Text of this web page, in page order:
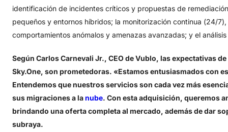
identificación de incidentes críticos y propuestas de
pequeños y entornos híbridos; la monitorización continua (24/
comportamientos anómalos y amenazas avanzadas; y el
Según Carlos Carnevali Jr., CEO de Vublo, las expectativas
Sky.One, son prometedoras. «Estamos entusiasmados con
Entendemos que nuestros servicios son cada vez más
sus migraciones a lanube. Con esta adquisición, queremos
brindando una oferta completa al mercado, además de dar
subraya.